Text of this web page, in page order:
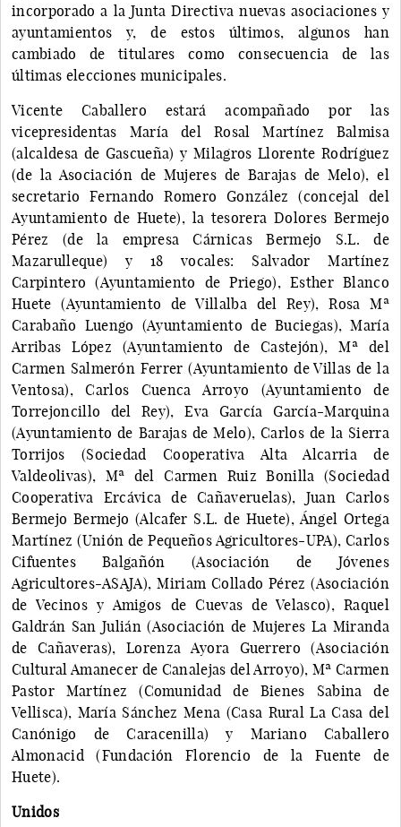
incorporado a la Junta Directiva nuevas asociaciones y
ayuntamientos y, de estos últimos, algunos han
cambiado de titulares como consecuencia de las
últimas elecciones municipales.
Vicente Caballero estará acompañado por las
vicepresidentas María del Rosal Martínez Balmisa
(alcaldesa de Gascueña) y Milagros Llorente Rodríguez
(de la Asociación de Mujeres de Barajas de Melo), el
secretario Fernando Romero González (concejal del
Ayuntamiento de Huete), la tesorera Dolores Bermejo
Pérez (de la empresa Cárnicas Bermejo S.L. de
Mazarulleque) y 18 vocales: Salvador Martínez
Carpintero (Ayuntamiento de Priego), Esther Blanco
Huete (Ayuntamiento de Villalba del Rey), Rosa Mª
Carabaño Luengo (Ayuntamiento de Buciegas), María
Arribas López (Ayuntamiento de Castejón), Mª del
Carmen Salmerón Ferrer (Ayuntamiento de Villas de la
Ventosa), Carlos Cuenca Arroyo (Ayuntamiento de
Torrejoncillo del Rey), Eva García García-Marquina
(Ayuntamiento de Barajas de Melo), Carlos de la Sierra
Torrijos (Sociedad Cooperativa Alta Alcarria de
Valdeolivas), Mª del Carmen Ruiz Bonilla (Sociedad
Cooperativa Ercávica de Cañaveruelas), Juan Carlos
Bermejo Bermejo (Alcafer S.L. de Huete), Ángel Ortega
Martínez (Unión de Pequeños Agricultores-UPA), Carlos
Cifuentes Balgañón (Asociación de Jóvenes
Agricultores-ASAJA), Miriam Collado Pérez (Asociación
de Vecinos y Amigos de Cuevas de Velasco), Raquel
Galdrán San Julián (Asociación de Mujeres La Miranda
de Cañaveras), Lorenza Ayora Guerrero (Asociación
Cultural Amanecer de Canalejas del Arroyo), Mª Carmen
Pastor Martínez (Comunidad de Bienes Sabina de
Vellisca), María Sánchez Mena (Casa Rural La Casa del
Canónigo de Caracenilla) y Mariano Caballero
Almonacid (Fundación Florencio de la Fuente de
Huete).
Unidos